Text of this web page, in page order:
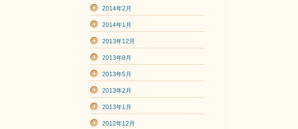
2014年2月
2014年1月
2013年12月
2013年8月
2013年5月
2013年2月
2013年1月
2012年12月